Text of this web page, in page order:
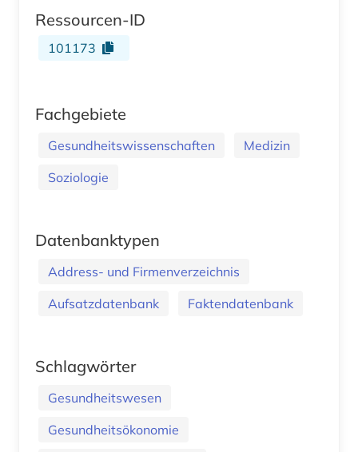
Ressourcen-ID
101173
Fachgebiete
Gesundheitswissenschaften
Medizin
Soziologie
Datenbanktypen
Address- und Firmenverzeichnis
Aufsatzdatenbank
Faktendatenbank
Schlagwörter
Gesundheitswesen
Gesundheitsökonomie